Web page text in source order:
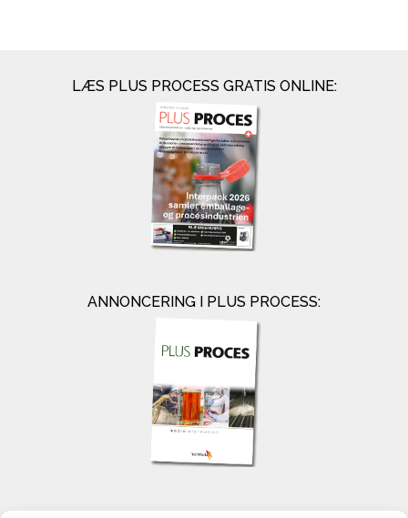
LÆS PLUS PROCESS GRATIS ONLINE:
ANNONCERING I PLUS PROCESS: